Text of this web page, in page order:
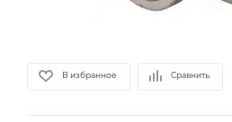
В избранное Сравнить